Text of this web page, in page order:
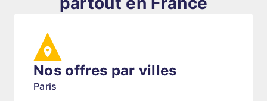
Nos offres par villes
Paris